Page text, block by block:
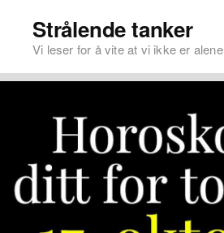
Strålende tanker
Vi leser for å vite at vi ikke er alene